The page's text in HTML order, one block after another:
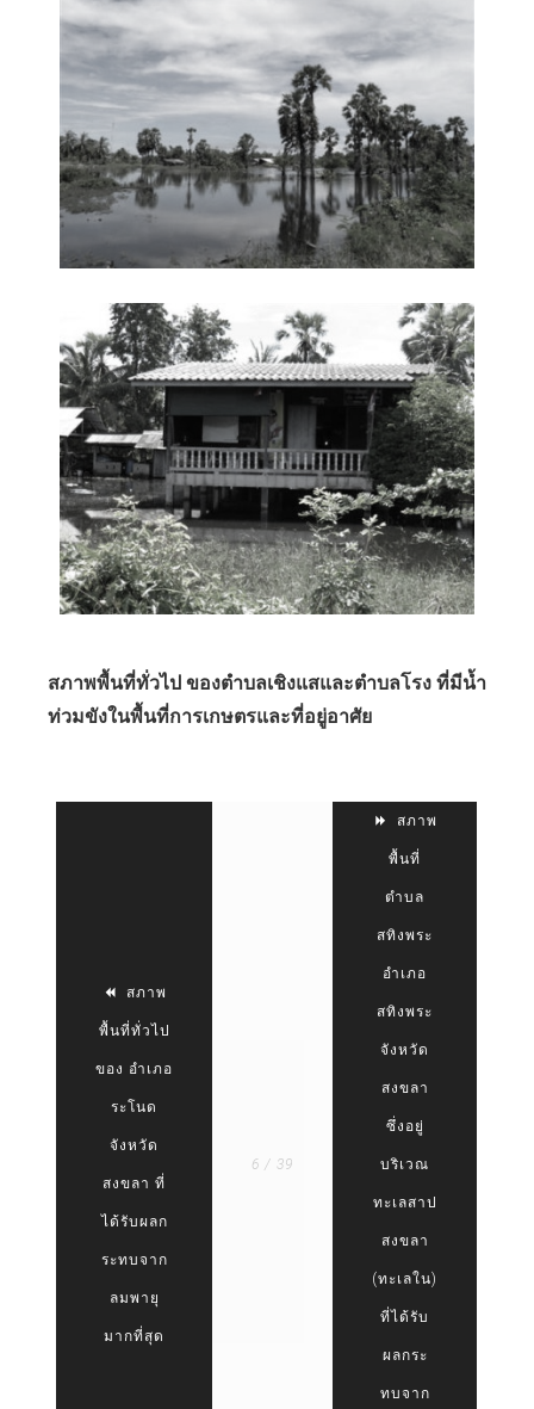
สภาพพื้นที่ทั่วไป ของตำบลเชิงแสและตำบลโรง ที่มีน้ำ
ท่วมขังในพื้นที่การเกษตรและที่อยู่อาศัย
สภาพ
พื้นที่ทั่วไป
ของ อำเภอ
ระโนด
จังหวัด
สงขลา ที่
ได้รับผลก
ระทบจาก
ลมพายุ
มากที่สุด
6 / 39
สภาพ
พื้นที่
ตำบล
สทิงพระ
อำเภอ
สทิงพระ
จังหวัด
สงขลา
ซึ่งอยู่
บริเวณ
ทะเลสาป
สงขลา
(ทะเลใน)
ที่ได้รับ
ผลกระ
ทบจาก